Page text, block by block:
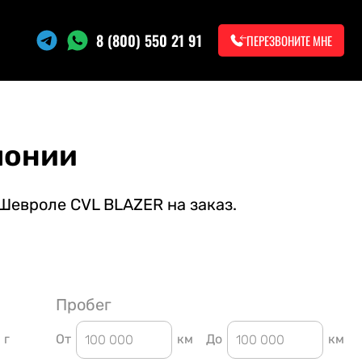
8 (800) 550 21 91 ПЕРЕЗВОНИТЕ МНЕ
CVL BLAZER на заказ.
г
Пробег
От км До км